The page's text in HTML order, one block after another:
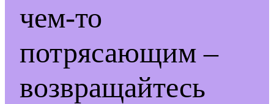
чем-то
потрясающим –
возвращайтесь